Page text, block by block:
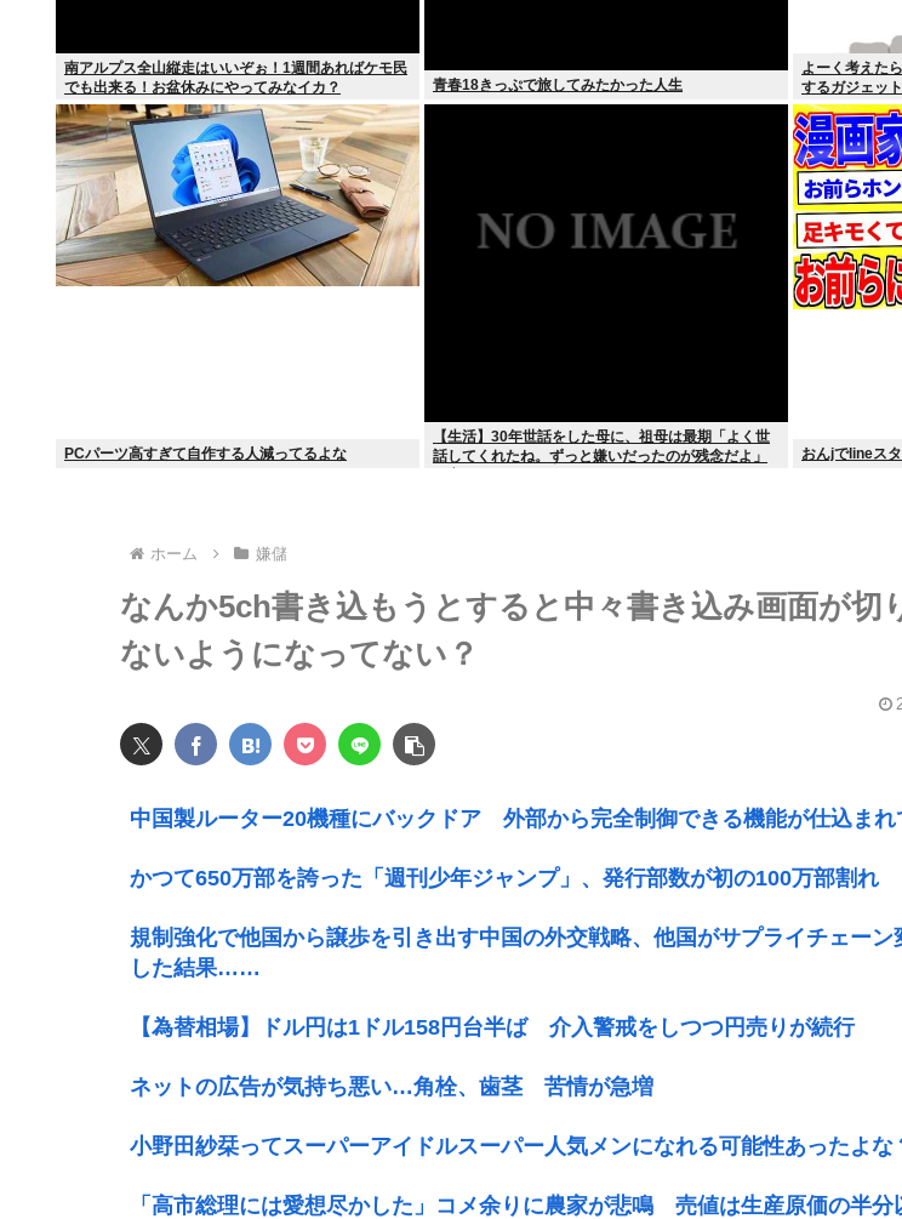
南アルプス全山縦走はいいぞぉ！1週間あればケモ民
でも出来る！お盆休みにやってみなイカ？
青春18きっぷで旅してみたかった人生
よーく考えた
するガジェッ
PCパーツ高すぎて自作する人減ってるよな
【生活】30年世話をした母に、祖母は最期「よく世
話してくれたね。ずっと嫌いだったのが残念だよ」
おんjでlineス
ホーム 嫌儲
なんか5ch書き込もうとすると中々書き込み画面が切
ないようになってない？
中国製ルーター20機種にバックドア 外部から完全制御できる機能が仕込まれ
かつて650万部を誇った「週刊少年ジャンプ」、発行部数が初の100万部割れ
規制強化で他国から譲歩を引き出す中国の外交戦略、他国がサプライチェーン
した結果……
【為替相場】ドル円は1ドル158円台半ば 介入警戒をしつつ円売りが続行
ネットの広告が気持ち悪い…角栓、歯茎 苦情が急増
小野田紗栞ってスーパーアイドルスーパー人気メンになれる可能性あったよな
「高市総理には愛想尽かした」コメ余りに農家が悲鳴 売値は生産原価の半